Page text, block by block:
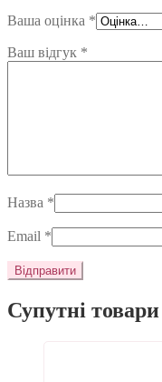
Ваша оцінка *
Ваш відгук *
Назва *
Email *
Супутні товари